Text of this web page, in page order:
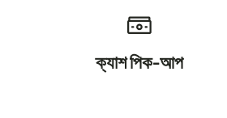
ক্যাশ পিক-আপ